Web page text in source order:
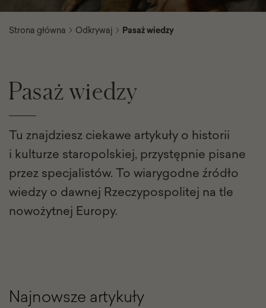
Strona główna Odkrywaj Pasaż wiedzy
Pasaż wiedzy
Tu znajdziesz ciekawe artykuły o historii
i kulturze staropolskiej, przystępnie pisane
przez specjalistów. To wiarygodne źródło
wiedzy o dawnej Rzeczypospolitej na tle
nowożytnej Europy.
Najnowsze artykuły